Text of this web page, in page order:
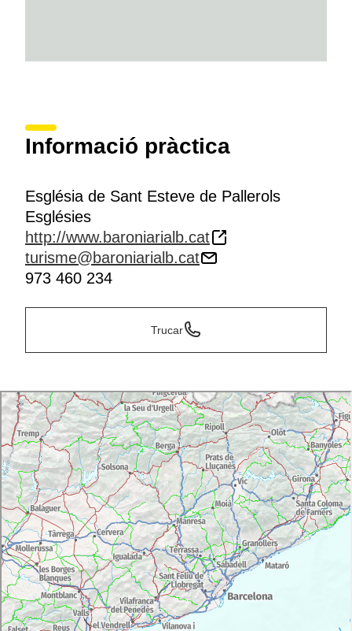
Informació pràctica
Església de Sant Esteve de Pallerols
Esglésies
http://www.baroniarialb.cat
turisme@baroniarialb.cat
973 460 234
Trucar